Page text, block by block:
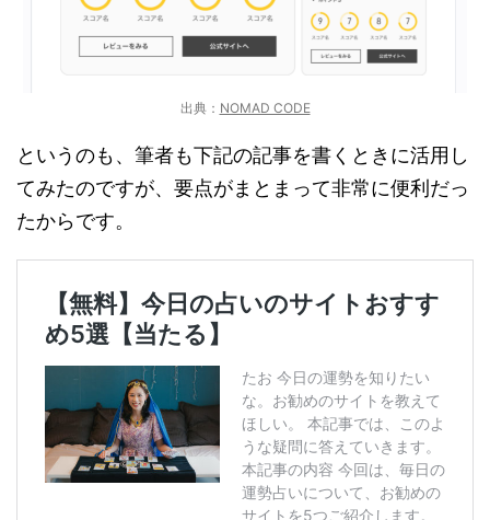
出典： NOMAD CODE
というのも、筆者も下記の記事を書くときに活用し
てみたのですが、要点がまとまって非常に便利だっ
たからです。